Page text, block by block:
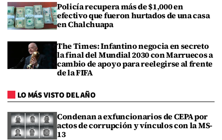
Policía recupera más de $1,000 en
efectivo que fueron hurtados de una casa
en Chalchuapa
The Times: Infantino negocia en secreto
la final del Mundial 2030 con Marruecos a
cambio de apoyo para reelegirse al frente
de la FIFA
LO MÁS VISTO DEL AÑO
Condenan a exfuncionarios de CEPA por
actos de corrupción y vínculos con la MS-
13